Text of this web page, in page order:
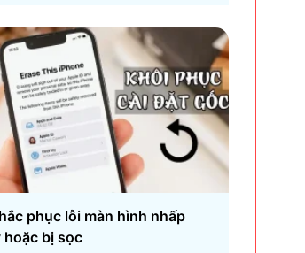
chỉ làm giảm hiệu suất máy tính,
phục lỗi màn hình nhấp
hoặc bị sọc